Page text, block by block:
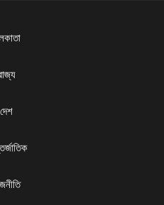
দেশ